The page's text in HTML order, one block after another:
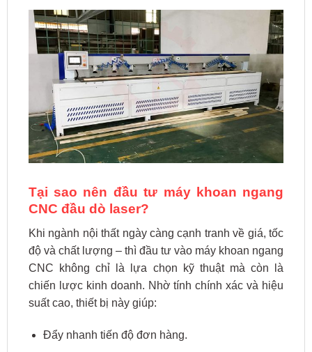
Tại sao nên đầu tư máy khoan ngang
CNC đầu dò laser?
Khi ngành nội thất ngày càng cạnh tranh về giá, tốc
độ và chất lượng – thì đầu tư vào máy khoan ngang
CNC không chỉ là lựa chọn kỹ thuật mà còn là
chiến lược kinh doanh. Nhờ tính chính xác và hiệu
suất cao, thiết bị này giúp:
Đẩy nhanh tiến độ đơn hàng.